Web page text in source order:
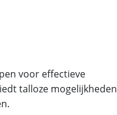
voor effectieve
talloze mogelijkheden